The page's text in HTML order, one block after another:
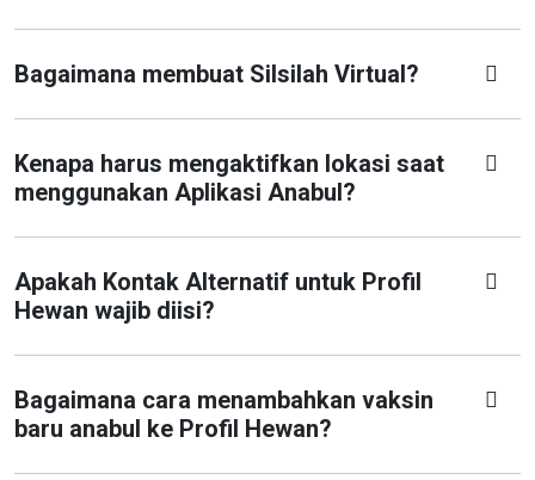
Bagaimana membuat Silsilah Virtual?
Kenapa harus mengaktifkan lokasi saat
menggunakan Aplikasi Anabul?
Apakah Kontak Alternatif untuk Profil
Hewan wajib diisi?
Bagaimana cara menambahkan vaksin
baru anabul ke Profil Hewan?